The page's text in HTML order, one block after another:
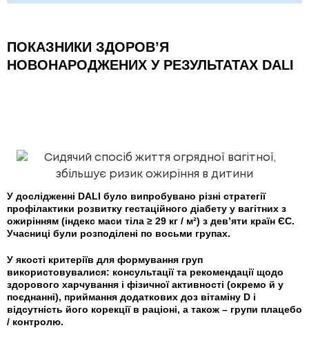
ПОКАЗНИКИ ЗДОРОВ’Я
НОВОНАРОДЖЕНИХ У РЕЗУЛЬТАТАХ DALI
У дослідженні DALI було випробувано різні стратегії
профілактики розвитку гестаційного діабету у вагітних з
ожирінням (індекс маси тіла ≥ 29 кг / м²) з дев’яти країн ЄС.
Учасниці були розподілені по восьми групах.
У якості критеріїв для формування груп
використовувалися: консультації та рекомендації щодо
здорового харчування і фізичної активності (окремо й у
поєднанні), приймання додаткових доз вітаміну D і
відсутність його корекції в раціоні, а також – групи плацебо
/ контролю.